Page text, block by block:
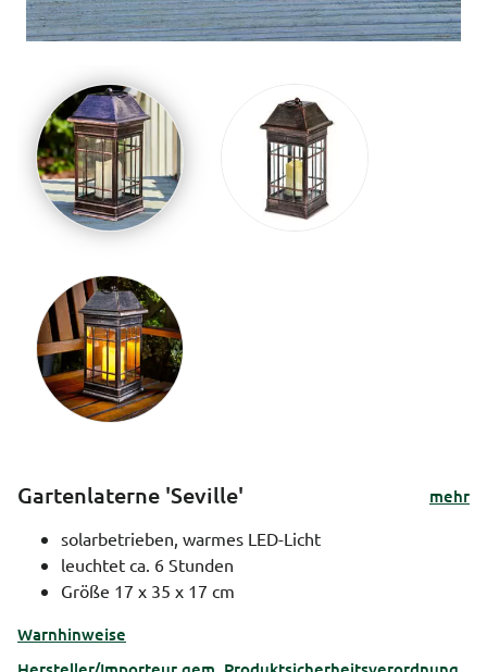
Gartenlaterne 'Seville'
mehr
solarbetrieben, warmes LED-Licht
leuchtet ca. 6 Stunden
Größe 17 x 35 x 17 cm
Warnhinweise